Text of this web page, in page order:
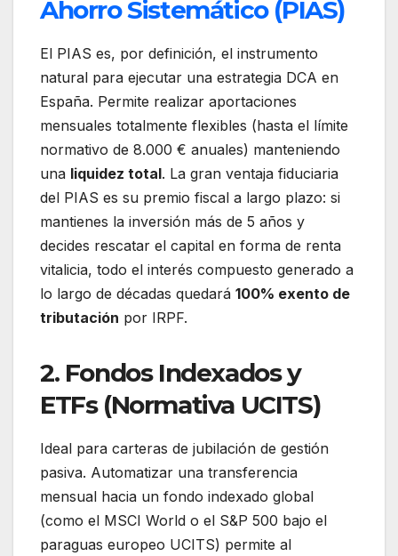
Ahorro Sistemático (PIAS)
El PIAS es, por definición, el instrumento
natural para ejecutar una estrategia DCA en
España. Permite realizar aportaciones
mensuales totalmente flexibles (hasta el límite
normativo de 8.000 € anuales) manteniendo
una liquidez total. La gran ventaja fiduciaria
del PIAS es su premio fiscal a largo plazo: si
mantienes la inversión más de 5 años y
decides rescatar el capital en forma de renta
vitalicia, todo el interés compuesto generado a
lo largo de décadas quedará 100% exento de
tributación por IRPF.
2. Fondos Indexados y
ETFs (Normativa UCITS)
Ideal para carteras de jubilación de gestión
pasiva. Automatizar una transferencia
mensual hacia un fondo indexado global
(como el MSCI World o el S&P 500 bajo el
paraguas europeo UCITS) permite al